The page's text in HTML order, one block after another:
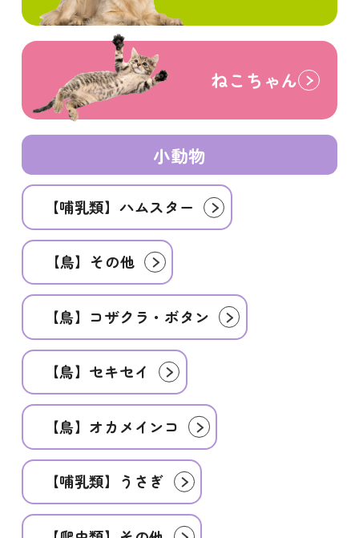
ねこちゃん
小動物
【哺乳類】ハムスター
【鳥】その他
【鳥】コザクラ・ボタン
【鳥】セキセイ
【鳥】オカメインコ
【哺乳類】うさぎ